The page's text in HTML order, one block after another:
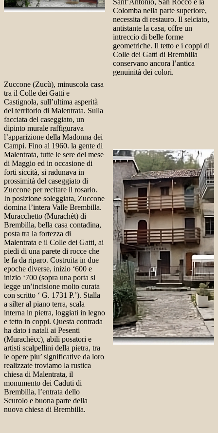
Sant’Antonio, San Rocco e la
Colomba nella parte superiore,
necessita di restauro. Il selciato,
antistante la casa, offre un
intreccio di belle forme
geometriche. Il tetto e i coppi di
Colle dei Gatti di Brembilla
conservano ancora l’antica
genuinità dei colori.
Zuccone (Zucù), minuscola casa
tra il Colle dei Gatti e
Castignola, sull’ultima asperità
del territorio di Malentrata. Sulla
facciata del caseggiato, un
dipinto murale raffigurava
l’apparizione della Madonna dei
Campi. Fino al 1960. la gente di
Malentrata, tutte le sere del mese
di Maggio ed in occasione di
forti siccità, si radunava in
prossimità del caseggiato di
Zuccone per recitare il rosario.
In posizione soleggiata, Zuccone
domina l’intera Valle Brembilla.
Muracchetto (Murachèt) di
Brembilla, bella casa contadina,
posta tra la fortezza di
Malentrata e il Colle dei Gatti, ai
piedi di una parete di rocce che
le fa da riparo. Costruita in due
epoche diverse, inizio ‘600 e
inizio ‘700 (sopra una porta si
legge un’incisione molto curata
con scritto ‘ G. 1731 P.’). Stalla
a sìlter al piano terra, scala
interna in pietra, loggiati in legno
e tetto in coppi. Questa contrada
ha dato i natali ai Pesenti
(Murachècc), abili posatori e
artisti scalpellini della pietra, tra
le opere piu’ significative da loro
realizzate troviamo la rustica
chiesa di Malentrata, il
monumento dei Caduti di
Brembilla, l’entrata dello
Scurolo e buona parte della
nuova chiesa di Brembilla.